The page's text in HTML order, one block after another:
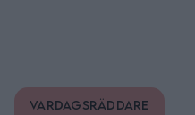
Vardagsräddare